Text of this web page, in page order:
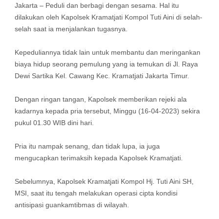
Jakarta – Peduli dan berbagi dengan sesama. Hal itu
dilakukan oleh Kapolsek Kramatjati Kompol Tuti Aini di selah-
selah saat ia menjalankan tugasnya.
Kepeduliannya tidak lain untuk membantu dan meringankan
biaya hidup seorang pemulung yang ia temukan di Jl. Raya
Dewi Sartika Kel. Cawang Kec. Kramatjati Jakarta Timur.
Dengan ringan tangan, Kapolsek memberikan rejeki ala
kadarnya kepada pria tersebut, Minggu (16-04-2023) sekira
pukul 01.30 WIB dini hari.
Pria itu nampak senang, dan tidak lupa, ia juga
mengucapkan terimaksih kepada Kapolsek Kramatjati.
Sebelumnya, Kapolsek Kramatjati Kompol Hj. Tuti Aini SH,
MSI, saat itu tengah melakukan operasi cipta kondisi
antisipasi guankamtibmas di wilayah.